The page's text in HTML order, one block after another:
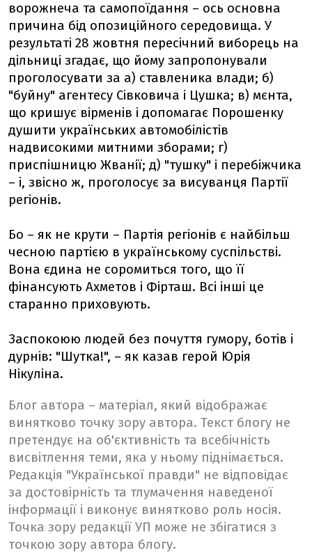
ворожнеча та самопоїдання – ось основна
причина бід опозиційного середовища. У
результаті 28 жовтня пересічний виборець на
дільниці згадає, що йому запропонували
проголосувати за а) ставленика влади; б)
"буйну" агентесу Сівковича і Цушка; в) мєнта,
що кришує вірменів і допомагає Порошенку
душити українських автомобілістів
надвисокими митними зборами; г)
приспішницю Жванії; д) "тушку" і перебіжчика
– і, звісно ж, проголосує за висуванця Партії
регіонів.
Бо – як не крути – Партія регіонів є найбільш
чесною партією в українському суспільстві.
Вона єдина не соромиться того, що її
фінансують Ахметов і Фірташ. Всі інші це
старанно приховують.
Заспокоюю людей без почуття гумору, ботів і
дурнів: "Шутка!", – як казав герой Юрія
Нікуліна.
Блог автора – матеріал, який відображає
винятково точку зору автора. Текст блогу не
претендує на об'єктивність та всебічність
висвітлення теми, яка у ньому піднімається.
Редакція "Української правди" не відповідає
за достовірність та тлумачення наведеної
інформації і виконує винятково роль носія.
Точка зору редакції УП може не збігатися з
точкою зору автора блогу.